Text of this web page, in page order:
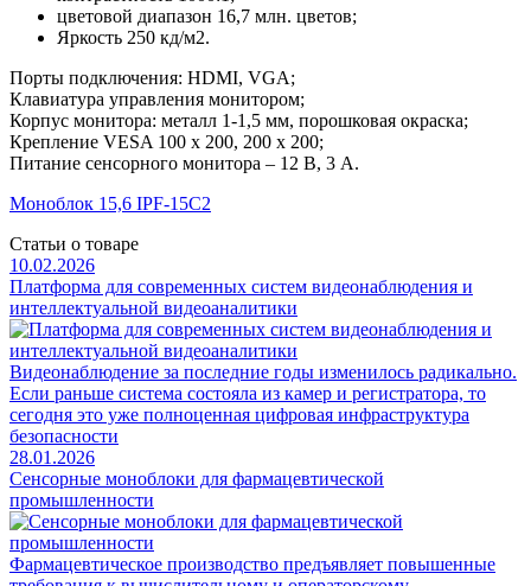
цветовой диапазон 16,7 млн. цветов;
Яркость 250 кд/м2.
Порты подключения: HDMI, VGA;
Клавиатура управления монитором;
Корпус монитора: металл 1-1,5 мм, порошковая окраска;
Крепление VESA 100 x 200, 200 х 200;
Питание сенсорного монитора – 12 В, 3 А.
Моноблок 15,6 IPF-15С2
Статьи о товаре
10.02.2026
Платформа для современных систем видеонаблюдения и
интеллектуальной видеоаналитики
Видеонаблюдение за последние годы изменилось радикально.
Если раньше система состояла из камер и регистратора, то
сегодня это уже полноценная цифровая инфраструктура
безопасности
28.01.2026
Сенсорные моноблоки для фармацевтической
промышленности
Фармацевтическое производство предъявляет повышенные